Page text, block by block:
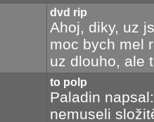
dvd rip
Ahoj, diky, uz
moc bych mel
uz dlouho, ale
to polp
Paladin
nemuseli